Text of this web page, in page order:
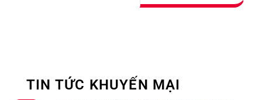
TIN TỨC KHUYẾN MẠI